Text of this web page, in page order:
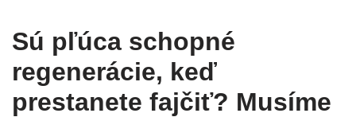
Sú pľúca schopné
regenerácie, keď
prestanete fajčiť? Musíme